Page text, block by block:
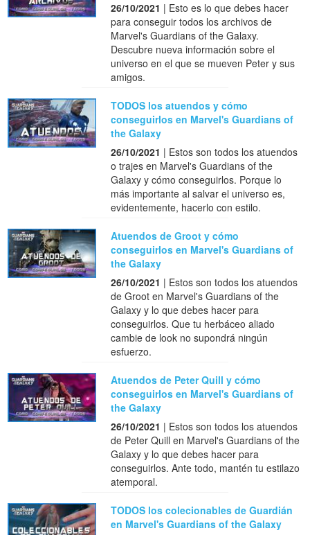
26/10/2021 | Esto es lo que debes hacer
para conseguir todos los archivos de
Marvel's Guardians of the Galaxy.
Descubre nueva información sobre el
universo en el que se mueven Peter y sus
amigos.
TODOS los atuendos y cómo
conseguirlos en Marvel's Guardians of
the Galaxy
26/10/2021 | Estos son todos los atuendos
o trajes en Marvel's Guardians of the
Galaxy y cómo conseguirlos. Porque lo
más importante al salvar el universo es,
evidentemente, hacerlo con estilo.
Atuendos de Groot y cómo
conseguirlos en Marvel's Guardians of
the Galaxy
26/10/2021 | Estos son todos los atuendos
de Groot en Marvel's Guardians of the
Galaxy y lo que debes hacer para
conseguirlos. Que tu herbáceo aliado
cambie de look no supondrá ningún
esfuerzo.
Atuendos de Peter Quill y cómo
conseguirlos en Marvel's Guardians of
the Galaxy
26/10/2021 | Estos son todos los atuendos
de Peter Quill en Marvel's Guardians of the
Galaxy y lo que debes hacer para
conseguirlos. Ante todo, mantén tu estilazo
atemporal.
TODOS los colecionables de Guardián
en Marvel's Guardians of the Galaxy